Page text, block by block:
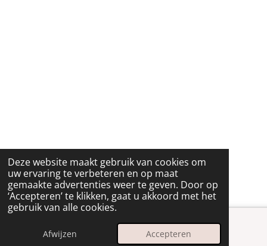
Deze website maakt gebruik van cookies om
uw ervaring te verbeteren en op maat
gemaakte advertenties weer te geven. Door op
‘Accepteren’ te klikken, gaat u akkoord met het
gebruik van alle cookies.
Afwijzen Accepteren
E-mailadres Instagram